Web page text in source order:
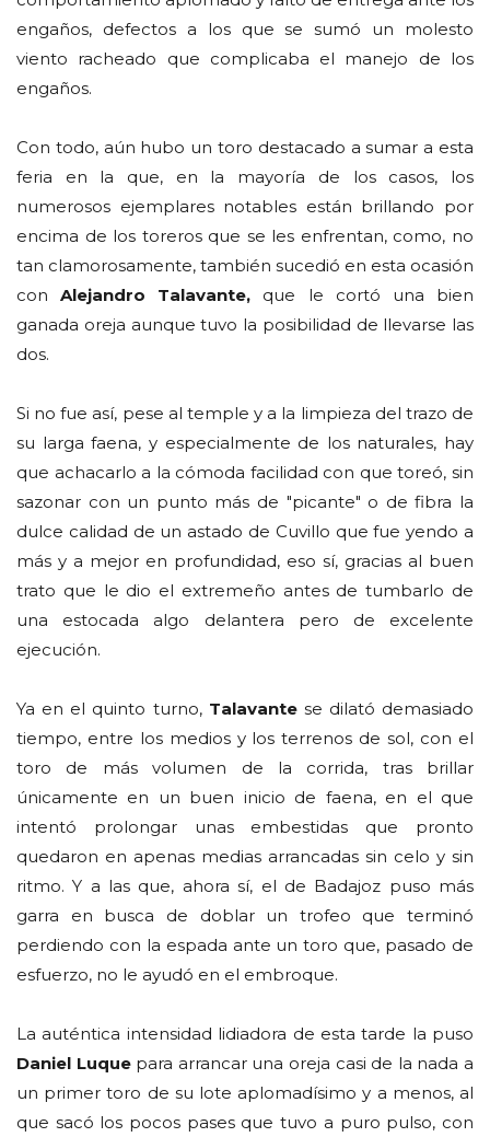
engaños, defectos a los que se sumó un molesto
viento racheado que complicaba el manejo de los
engaños.
Con todo, aún hubo un toro destacado a sumar a esta
feria en la que, en la mayoría de los casos, los
numerosos ejemplares notables están brillando por
encima de los toreros que se les enfrentan, como, no
tan clamorosamente, también sucedió en esta ocasión
conAlejandro Talavante, que le cortó una bien
ganada oreja aunque tuvo la posibilidad de llevarse las
dos.
Si no fue así, pese al temple y a la limpieza del trazo de
su larga faena, y especialmente de los naturales, hay
que achacarlo a la cómoda facilidad con que toreó, sin
sazonar con un punto más de "picante" o de fibra la
dulce calidad de un astado de Cuvillo que fue yendo a
más y a mejor en profundidad, eso sí, gracias al buen
trato que le dio el extremeño antes de tumbarlo de
una estocada algo delantera pero de excelente
ejecución.
Ya en el quinto turno, Talavante se dilató demasiado
tiempo, entre los medios y los terrenos de sol, con el
toro de más volumen de la corrida, tras brillar
únicamente en un buen inicio de faena, en el que
intentó prolongar unas embestidas que pronto
quedaron en apenas medias arrancadas sin celo y sin
ritmo. Y a las que, ahora sí, el de Badajoz puso más
garra en busca de doblar un trofeo que terminó
perdiendo con la espada ante un toro que, pasado de
esfuerzo, no le ayudó en el embroque.
La auténtica intensidad lidiadora de esta tarde la puso
Daniel Luque para arrancar una oreja casi de la nada a
un primer toro de su lote aplomadísimo y a menos, al
que sacó los pocos pases que tuvo a puro pulso, con